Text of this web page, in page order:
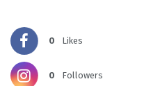
0 Likes
0 Followers